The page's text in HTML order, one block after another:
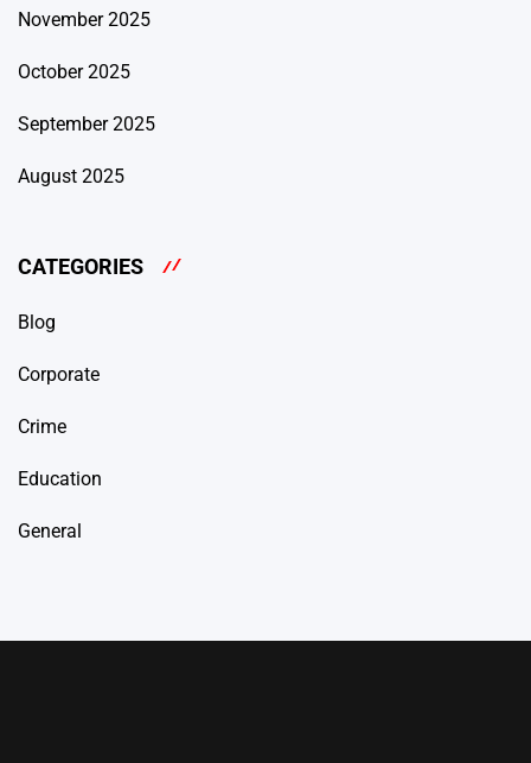
November 2025
October 2025
September 2025
August 2025
CATEGORIES
Blog
Corporate
Crime
Education
General